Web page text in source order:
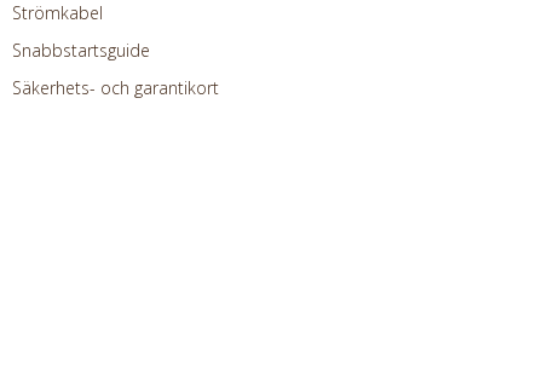
Strömkabel
Snabbstartsguide
Säkerhets- och garantikort